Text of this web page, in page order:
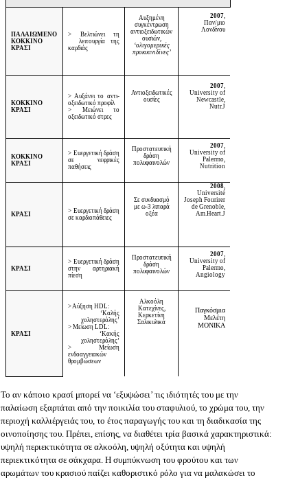
ΠΑΛΑΙΩΜΕΝΟ
ΚΟΚΚΙΝΟ
ΚΡΑΣΙ
> Βελτιώνει τη
λειτουργία της
καρδιάς
Αυξημένη
συγκέντρωση
αντιοξειδωτικών
ουσιών,
‘ολιγομερικές
προκυανιδίνες’
2007,
Παν/μιο
Λονδίνου
ΚΟΚΚΙΝΟ
ΚΡΑΣΙ
> Αυξάνει το αντι-
οξειδωτικό προφίλ
> Μειώνει το
οξειδωτικό στρες
Αντιοξειδωτικές
ουσίες
2007,
University of
Newcastle,
Nutr.J
ΚΟΚΚΙΝΟ
ΚΡΑΣΙ
> Ευεργετική δράση
σε νεφρικές
παθήσεις
Προστατευτική
δράση
πολυφαινολών
2007,
University of
Palermo,
Nutrition
ΚΡΑΣΙ
> Ευεργετική δράση
σε καρδιοπάθειες
Σε συνδυασμό
με ω-3 λιπαρά
οξέα
2008,
Université
Joseph Fourirer
de Grenoble,
Am.Heart.J
ΚΡΑΣΙ
> Ευεργετική δράση
στην αρτηριακή
πίεση
Προστατευτική
δράση
πολυφαινολών
2007,
University of
Palermo,
Angiology
ΚΡΑΣΙ
> ΑύξησηHDL:
‘Καλής
χοληστερόλης’
> ΜείωσηLDL:
‘Κακής
χοληστερόλης’
> Μείωση
ενδοαγγειακών
θρομβώσεων
Αλκοόλη
Κατεχίνες,
Κερκετίνη
Σαλικυλικά
Παγκόσμια
Μελέτη
MONIKA
Το αν κάποιο κρασί μπορεί να ‘εξυψώσει’ τις ιδιότητές του με την
παλαίωση εξαρτάται από την ποικιλία του σταφυλιού, το χρώμα του, την
περιοχή καλλιέργειάς του, το έτος παραγωγής του και τη διαδικασία της
οινοποίησης του. Πρέπει, επίσης, να διαθέτει τρία βασικά χαρακτηριστικά:
υψηλή περιεκτικότητα σε αλκοόλη, υψηλή οξύτητα και υψηλή
περιεκτικότητα σε σάκχαρα. Η συμπύκνωση του φρούτου και των
αρωμάτων του κρασιού παίζει καθοριστικό ρόλο για να μαλακώσει το